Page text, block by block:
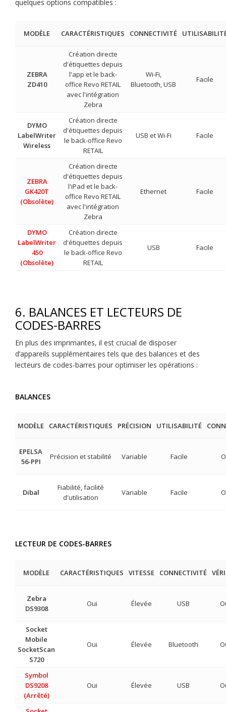
quelques options compatibles :
MODÈLE CARACTÉRISTIQUES CONNECTIVITÉ
ZEBRA
ZD410
Création directe
d'étiquettes depuis
l'app et le back-
office Revo RETAIL
avec l'intégration
Zebra
Wi-Fi,
Bluetooth, USB
Facile
DYMO
LabelWriter
Wireless
Création directe
d'étiquettes depuis
le back-office Revo
RETAIL
USB et Wi-Fi Facile
ZEBRA
GK420T
(Obsolète)
Création directe
d'étiquettes depuis
l'iPad et le back-
office Revo RETAIL
avec l'intégration
Zebra
Ethernet Facile
DYMO
LabelWriter
450
(Obsolète)
Création directe
d'étiquettes depuis
le back-office Revo
RETAIL
USB Facile
6. BALANCES ET LECTEURS DE
CODES-BARRES
En plus des imprimantes, il est crucial de disposer
d’appareils supplémentaires tels que des balances et des
lecteurs de codes-barres pour optimiser les opérations :
BALANCES
MODÈLE CARACTÉRISTIQUES PRÉCISION UTILISABILITÉ
EPELSA
56-PPI
Précision et stabilité Variable Facile
Dibal
Fiabilité, facilité
d'utilisation
Variable Facile
LECTEUR DE CODES-BARRES
MODÈLE CARACTÉRISTIQUES VITESSE CONNECTIVITÉ
Zebra
DS9308
Oui Élevée USB
Socket
Mobile
SocketScan
S720
Oui Élevée Bluetooth
Symbol
DS9208
(Arrêté)
Oui Élevée USB